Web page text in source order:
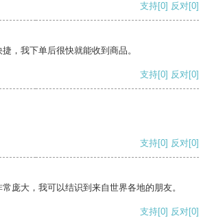
支持[0] 反对[0]
，我下单后很快就能收到商品。
支持[0] 反对[0]
支持[0] 反对[0]
庞大，我可以结识到来自世界各地的朋友。
支持[0] 反对[0]